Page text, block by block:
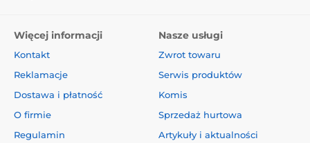
Więcej informacji
Kontakt
Reklamacje
Dostawa i płatność
O firmie
Regulamin
Nasze usługi
Zwrot towaru
Serwis produktów
Komis
Sprzedaż hurtowa
Artykuły i aktualności